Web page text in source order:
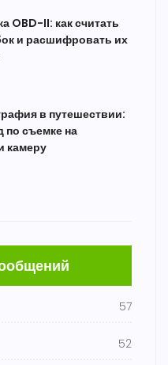
OBD-II: как считать
и расшифровать их
в путешествии:
по съемке на
камеру
57
52